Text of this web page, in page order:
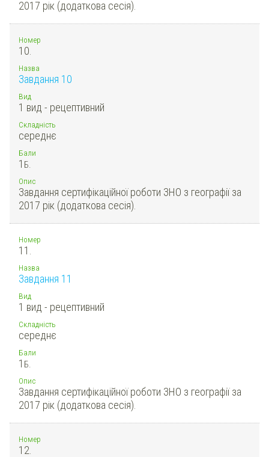
2017 рік (додаткова сесія).
Номер
10.
Назва
Завдання 10
Вид
1 вид - рецептивний
Складність
середнє
Бали
1 Б.
Опис
Завдання сертифікаційної роботи ЗНО з географії за
2017 рік (додаткова сесія).
Номер
11.
Назва
Завдання 11
Вид
1 вид - рецептивний
Складність
середнє
Бали
1 Б.
Опис
Завдання сертифікаційної роботи ЗНО з географії за
2017 рік (додаткова сесія).
Номер
12.